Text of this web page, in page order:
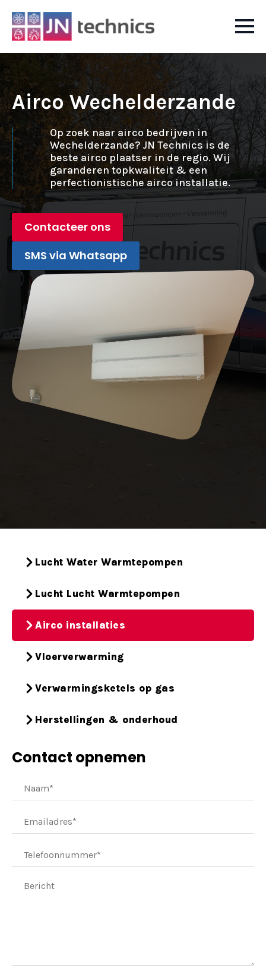
Airco Wechelderzande
Op zoek naar airco bedrijven in
Wechelderzande? JN Technics is de
beste airco plaatser in de regio. Wij
garanderen topkwaliteit & een
perfectionistische airco installatie.
Contacteer ons
SMS via Whatsapp
Lucht Water Warmtepompen
Lucht Lucht Warmtepompen
Airco installaties
Vloerverwarming
Verwarmingsketels op gas
Herstellingen & onderhoud
Contact opnemen